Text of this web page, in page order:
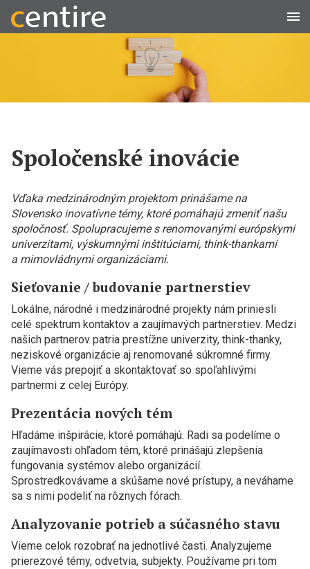
Spoločenské inovácie
Vďaka medzinárodným projektom prinášame na
Slovensko inovatívne témy, ktoré pomáhajú zmeniť našu
spoločnosť. Spolupracujeme s renomovanými európskymi
univerzitami, výskumnými inštitúciami, think-thankami
a mimovládnymi organizáciami.
Sieťovanie / budovanie partnerstiev
Lokálne, národné i medzinárodné projekty nám priniesli
celé spektrum kontaktov a zaujímavých partnerstiev. Medzi
našich partnerov patria prestížne univerzity, think-thanky,
neziskové organizácie aj renomované súkromné firmy.
Vieme vás prepojiť a skontaktovať so spoľahlivými
partnermi z celej Európy.
Prezentácia nových tém
Hľadáme inšpirácie, ktoré pomáhajú. Radi sa podelíme o
zaujímavosti ohľadom tém, ktoré prinášajú zlepšenia
fungovania systémov alebo organizácií.
Sprostredkovávame a skúšame nové prístupy, a neváhame
sa s nimi podeliť na rôznych fórach.
Analyzovanie potrieb a súčasného stavu
Vieme celok rozobrať na jednotlivé časti. Analyzujeme
prierezové témy, odvetvia, subjekty. Používame pri tom